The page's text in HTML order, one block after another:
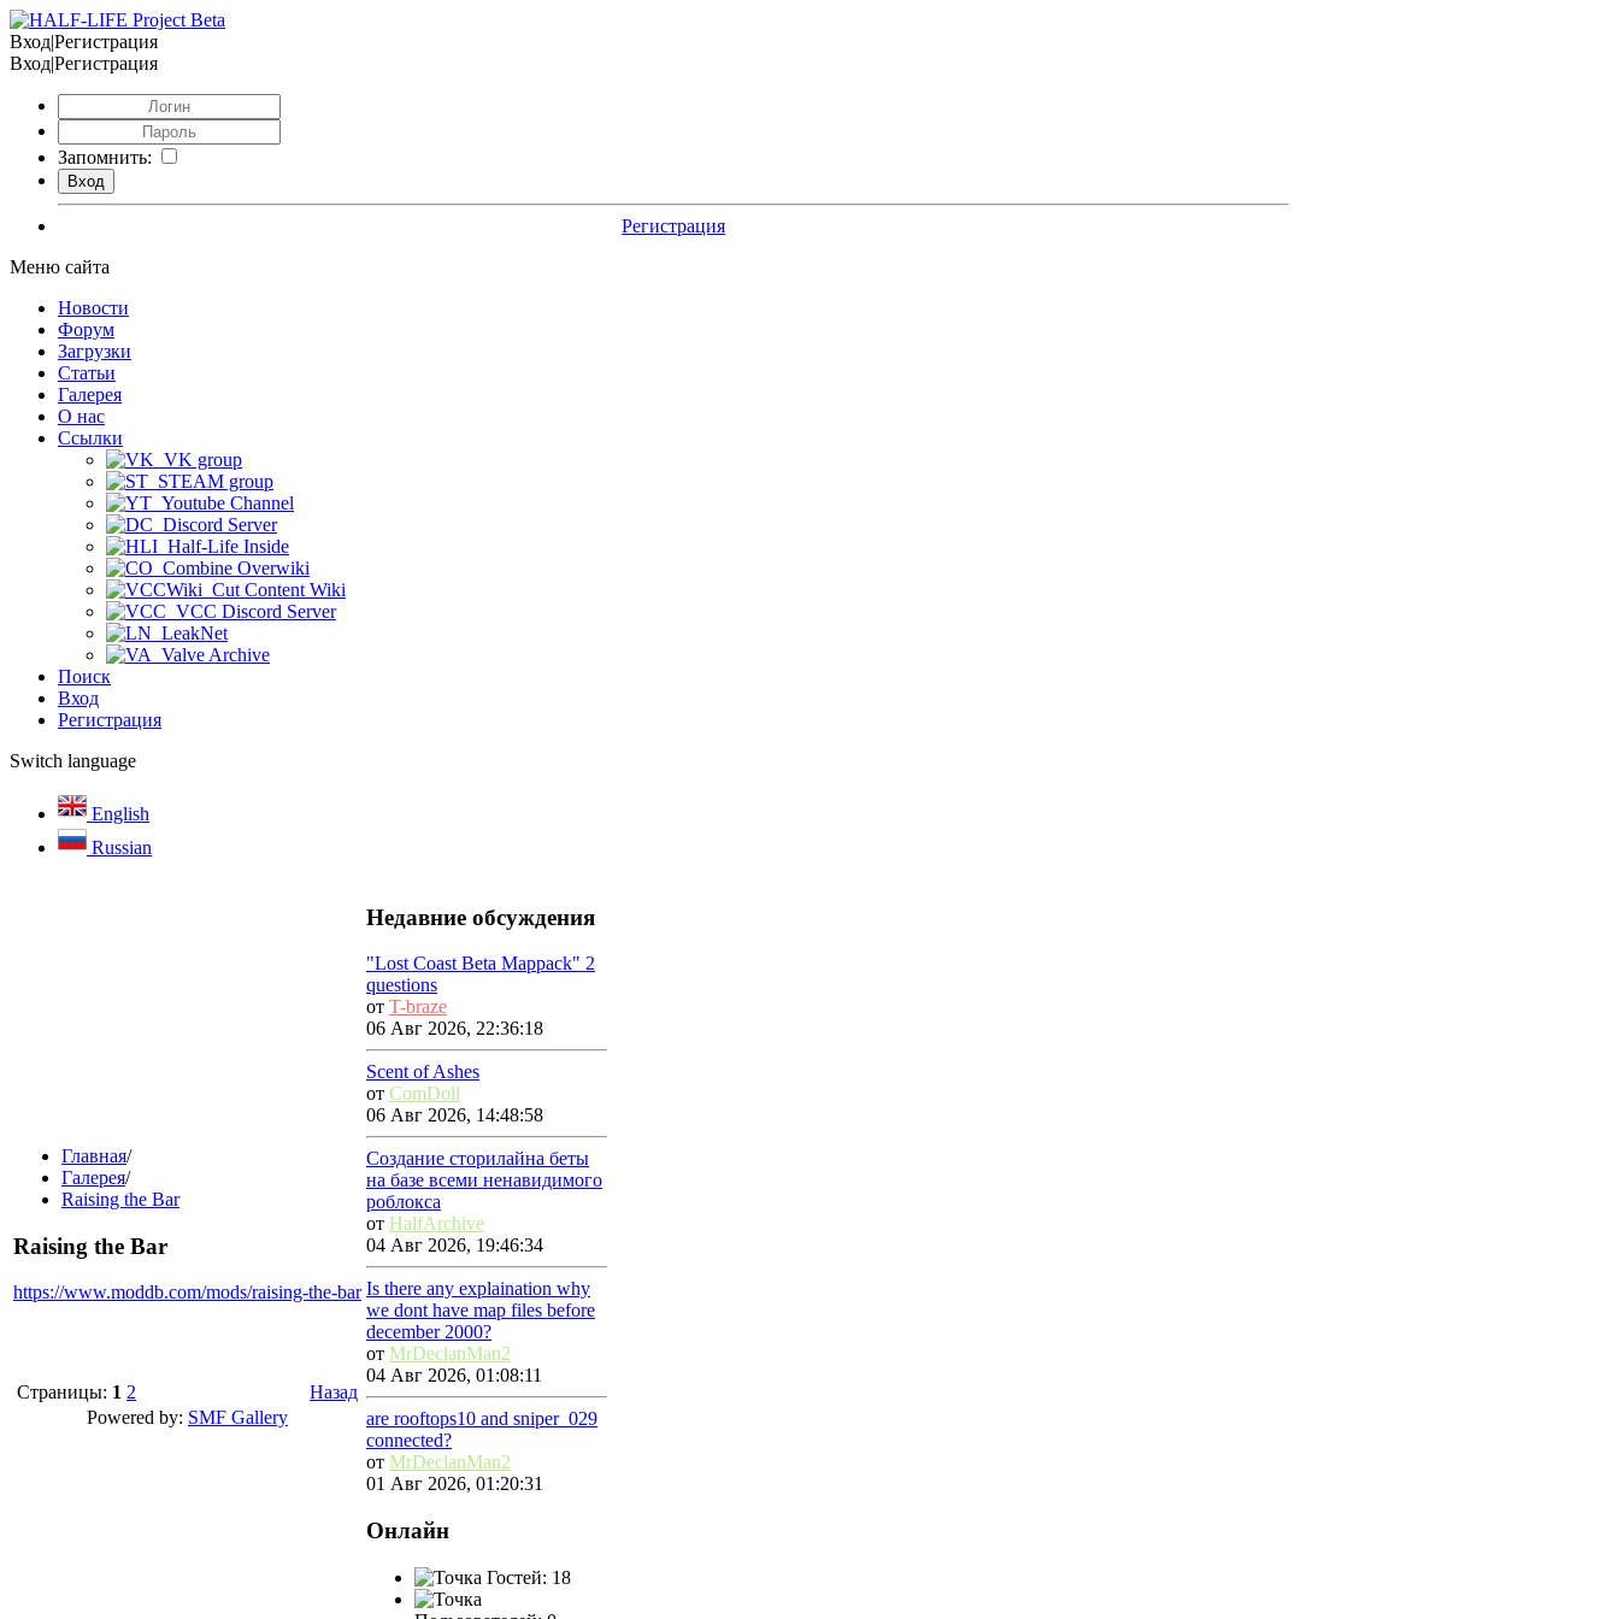
Вход|Регистрация
Вход|Регистрация
Запомнить:
Регистрация
Меню сайта
Новости
Форум
Загрузки
Статьи
Галерея
О нас
Ссылки
VK group
STEAM group
Youtube Channel
Discord Server
Half-Life Inside
Combine Overwiki
Cut Content Wiki
VCC Discord Server
LeakNet
Valve Archive
Поиск
Вход
Регистрация
Switch language
English
Russian
Главная/
Галерея/
Raising the Bar
Raising the Bar
https://www.moddb.com/mods/raising-the-bar
Страницы: 1 2
Назад
Powered by: SMF Gallery
Недавние обсуждения
"Lost Coast Beta Mappack" 2
questions
от T-braze
06 Авг 2026, 22:36:18
Scent of Ashes
от ComDoll
06 Авг 2026, 14:48:58
Создание сторилайна беты
на базе всеми ненавидимого
роблокса
от HalfArchive
04 Авг 2026, 19:46:34
Is there any explaination why
we dont have map files before
december 2000?
от MrDeclanMan2
04 Авг 2026, 01:08:11
are rooftops10 and sniper_029
connected?
от MrDeclanMan2
01 Авг 2026, 01:20:31
Онлайн
Гостей: 18